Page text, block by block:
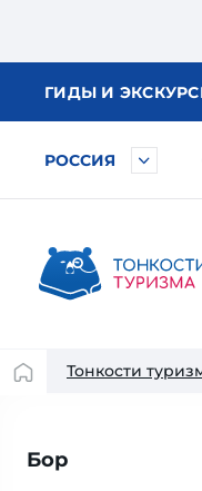
ГИДЫ И
РОССИЯ
Тонкости
Бор